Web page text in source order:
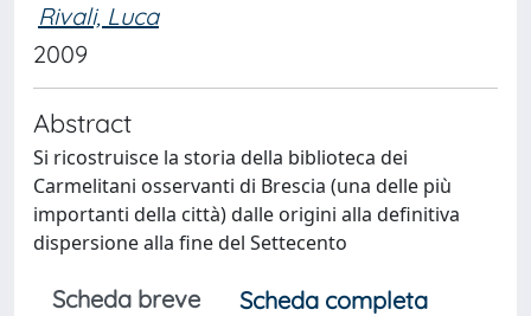
Rivali, Luca
2009
Abstract
Si ricostruisce la storia della biblioteca dei
Carmelitani osservanti di Brescia (una delle più
importanti della città) dalle origini alla definitiva
dispersione alla fine del Settecento
Scheda breve
Scheda completa